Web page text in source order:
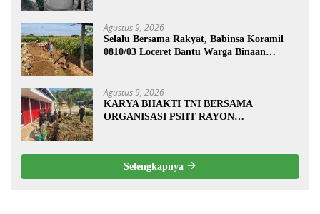
Agustus 9, 2026
Selalu Bersama Rakyat, Babinsa Koramil
0810/03 Loceret Bantu Warga Binaan
Agustus 9, 2026
KARYA BHAKTI TNI BERSAMA
ORGANISASI PSHT RAYON
KEMANUNGGALAN TNI-RAKYAT
Selengkapnya